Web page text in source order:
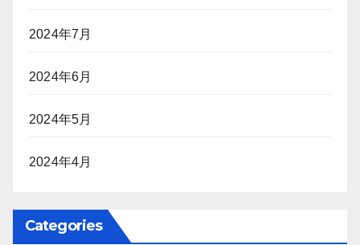
2024年7月
2024年6月
2024年5月
2024年4月
Categories